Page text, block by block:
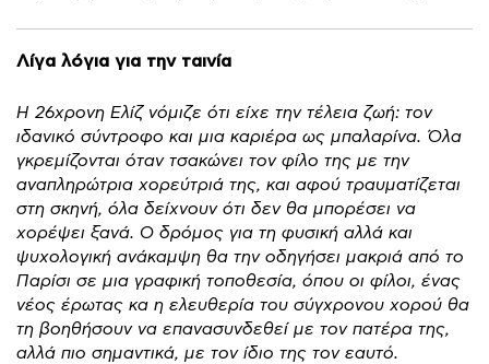
Λίγα λόγια για την ταινία
Η 26χρονη Ελίζ νόμιζε ότι είχε την τέλεια ζωή: τον
ιδανικό σύντροφο και μια καριέρα ως μπαλαρίνα. Όλα
γκρεμίζονται όταν τσακώνει τον φίλο της με την
αναπληρώτρια χορεύτριά της, και αφού τραυματίζεται
στη σκηνή, όλα δείχνουν ότι δεν θα μπορέσει να
χορέψει ξανά. Ο δρόμος για τη φυσική αλλά και
ψυχολογική ανάκαμψη θα την οδηγήσει μακριά από το
Παρίσι σε μια γραφική τοποθεσία, όπου οι φίλοι, ένας
νέος έρωτας κα η ελευθερία του σύγχρονου χορού θα
τη βοηθήσουν να επανασυνδεθεί με τον πατέρα της,
αλλά πιο σημαντικά, με τον ίδιο της τον εαυτό.